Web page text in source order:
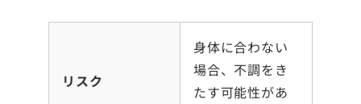
リスク
身体に合わない
場合、不調をき
たす可能性があ